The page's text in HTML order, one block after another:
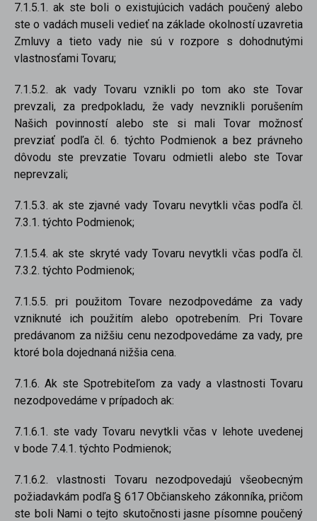
7.1.5.1. ak ste boli o existujúcich vadách poučený alebo
ste o vadách museli vedieť na základe okolností uzavretia
Zmluvy a tieto vady nie sú v rozpore s dohodnutými
vlastnosťami Tovaru;
7.1.5.2. ak vady Tovaru vznikli po tom ako ste Tovar
prevzali, za predpokladu, že vady nevznikli porušením
Našich povinností alebo ste si mali Tovar možnosť
prevziať podľa čl. 6. týchto Podmienok a bez právneho
dôvodu ste prevzatie Tovaru odmietli alebo ste Tovar
neprevzali;
7.1.5.3. ak ste zjavné vady Tovaru nevytkli včas podľa čl.
7.3.1. týchto Podmienok;
7.1.5.4. ak ste skryté vady Tovaru nevytkli včas podľa čl.
7.3.2. týchto Podmienok;
7.1.5.5. pri použitom Tovare nezodpovedáme za vady
vzniknuté ich použitím alebo opotrebením. Pri Tovare
predávanom za nižšiu cenu nezodpovedáme za vady, pre
ktoré bola dojednaná nižšia cena.
7.1.6. Ak ste Spotrebiteľom za vady a vlastnosti Tovaru
nezodpovedáme v prípadoch ak:
7.1.6.1. ste vady Tovaru nevytkli včas v lehote uvedenej
v bode 7.4.1. týchto Podmienok;
7.1.6.2. vlastnosti Tovaru nezodpovedajú všeobecným
požiadavkám podľa § 617 Občianskeho zákonníka, pričom
ste boli Nami o tejto skutočnosti jasne písomne poučený